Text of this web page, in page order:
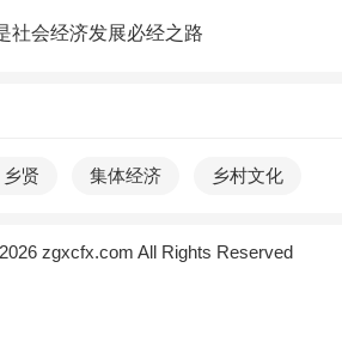
开动时，由于前进力的作用，将
胎的螺钉上，交警检查车子时亦发
社会经济发展必经之路
贤 集体经济 乡村文化
zgxcfx.com All Rights Reserved